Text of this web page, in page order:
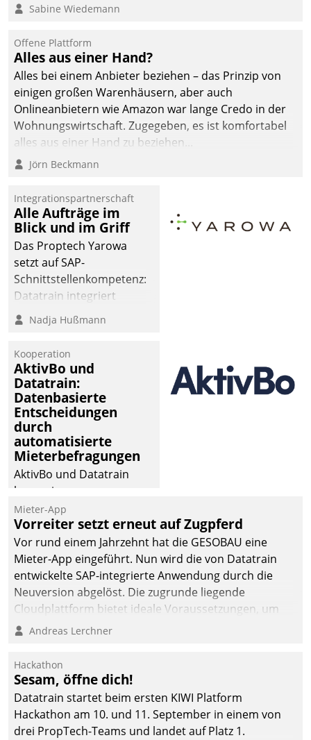
klären. Ein Aspekt ist die betriebliche Optimierung:
Einsparungen durch optimierte und automatisierte
Prozesse. Doch man darf nicht zu viel erwarten: Allein
mit der Einführung einer neuen Software ist es nicht
getan. Die Digitalisierung erfordert von Unternehmen
die Bereitschaft, sich zu überprüfen, zu hinterfragen
und zu verändern.
Sabine Wiedemann
Offene Plattform
Alles aus einer Hand?
Alles bei einem Anbieter beziehen – das Prinzip von
einigen großen Warenhäusern, aber auch
Onlineanbietern wie Amazon war lange Credo in der
Wohnungswirtschaft. Zugegeben, es ist komfortabel
alles aus einer Hand zu beziehen...
Jörn Beckmann
Integrationspartnerschaft
Alle Aufträge im
Blick und im Griff
Das Proptech Yarowa
setzt auf SAP-
Schnittstellenkompetenz:
Datatrain integriert
Yarowas Portal zur
Vergabe und Verwaltung
operativen
Instandhaltung in die
SAP-Systemlandschaft
deutscher
Wohnungsunternehmen
– und beschleunigt damit
den Weg vom
Mieteranliegen zum
Nadja Hußmann
Kooperation
AktivBo und
Datatrain:
Datenbasierte
Entscheidungen
durch
automatisierte
Mieterbefragungen
AktivBo und Datatrain
kooperieren –
Immobilienunternehmen
profitieren: Die nahtlose
Integration der Lösungen
von AktivBo und
Datatrain ermöglicht
automatisiert ausgelöste,
zielgerichtete
Mieterbefragungen – eine
starke Grundlage für
intelligente,
datengestützte
Entscheidungen.
Mieter-App
Vorreiter setzt erneut auf Zugpferd
Vor rund einem Jahrzehnt hat die GESOBAU eine
Mieter-App eingeführt. Nun wird die von Datatrain
entwickelte SAP-integrierte Anwendung durch die
Neuversion abgelöst. Die zugrunde liegende
Cloudplattform bietet ideale Voraussetzungen, um
die Funktionalität der App zu erweitern und weitere
integrieren.
Andreas Lerchner
Hackathon
Sesam, öffne dich!
Datatrain startet beim ersten KIWI Platform
Hackathon am 10. und 11. September in einem von
drei PropTech-Teams und landet auf Platz 1.